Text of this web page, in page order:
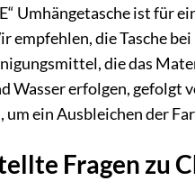
Umhängetasche ist für
die Tasche
die das
Wasser erfolgen,
ein Ausbleichen der
Fragen zu